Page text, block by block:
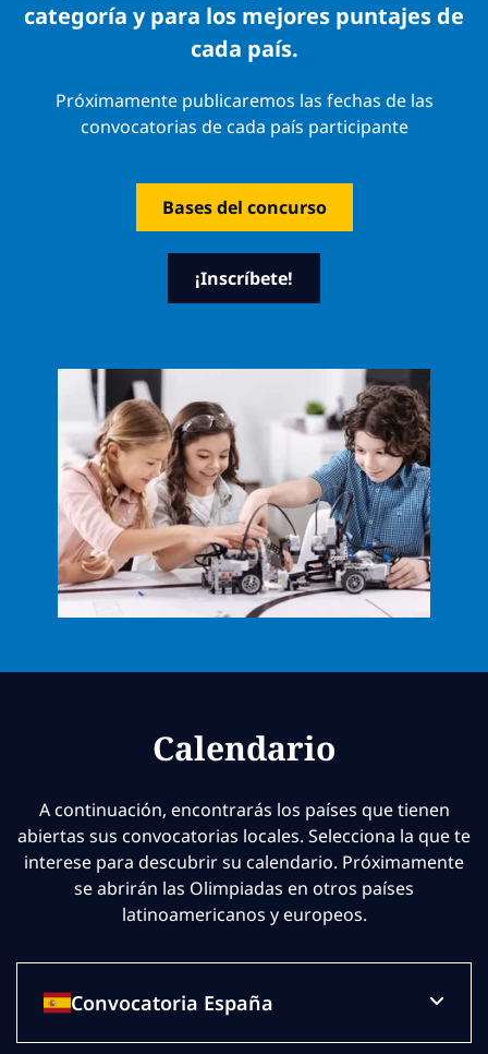
categoría y para los mejores puntajes de
cada país.
Próximamente publicaremos las fechas de las
convocatorias de cada país participante
Bases del concurso
¡Inscríbete!
Calendario
A continuación, encontrarás los países que tienen
abiertas sus convocatorias locales. Selecciona la que te
interese para descubrir su calendario. Próximamente
se abrirán las Olimpiadas en otros países
latinoamericanos y europeos.
Convocatoria España